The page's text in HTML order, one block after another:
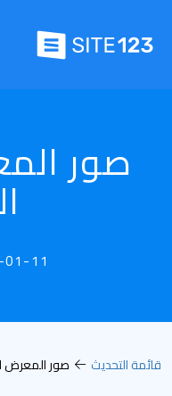
صور
08:41:45
قائمة التحديث صور المعرض